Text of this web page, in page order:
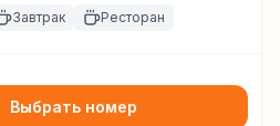
Завтрак Ресторан
Выбрать номер